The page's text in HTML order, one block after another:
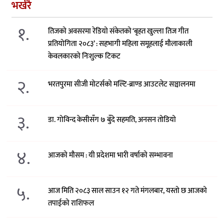
भर्खरै
१.
तिजको अवसरमा रेडियो संकेतको ‘बृहत खुल्ला तिज गीत
प्रतियोगिता २०८३’ : सहभागी महिला समूहलाई मौलाकाली
केवलकारको निःशुल्क टिकट
२. भरतपुरमा सीजी मोटर्सको मल्टि-ब्राण्ड आउटलेट सञ्चालनमा
३. डा. गोविन्द केसीसँग ७ बुँदे सहमति, अनसन तोडियो
४. आजको मौसम : यी प्रदेशमा भारी वर्षाको सम्भावना
५.
आज मिति २०८३ साल साउन १२ गते मंगलबार, यस्तो छ आजको
तपाईको राशिफल